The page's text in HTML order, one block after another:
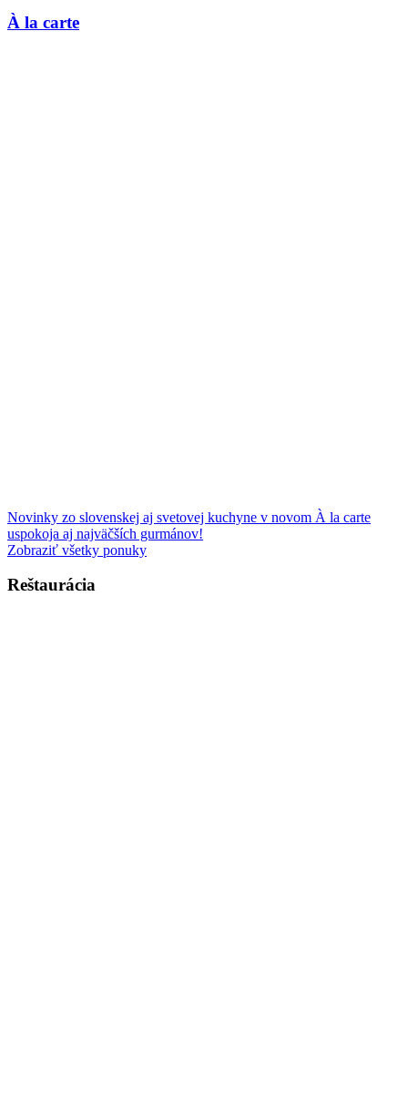
À la carte
Novinky zo slovenskej aj svetovej kuchyne v novom À la carte
uspokoja aj najväčších gurmánov!
Zobraziť všetky ponuky
Reštaurácia